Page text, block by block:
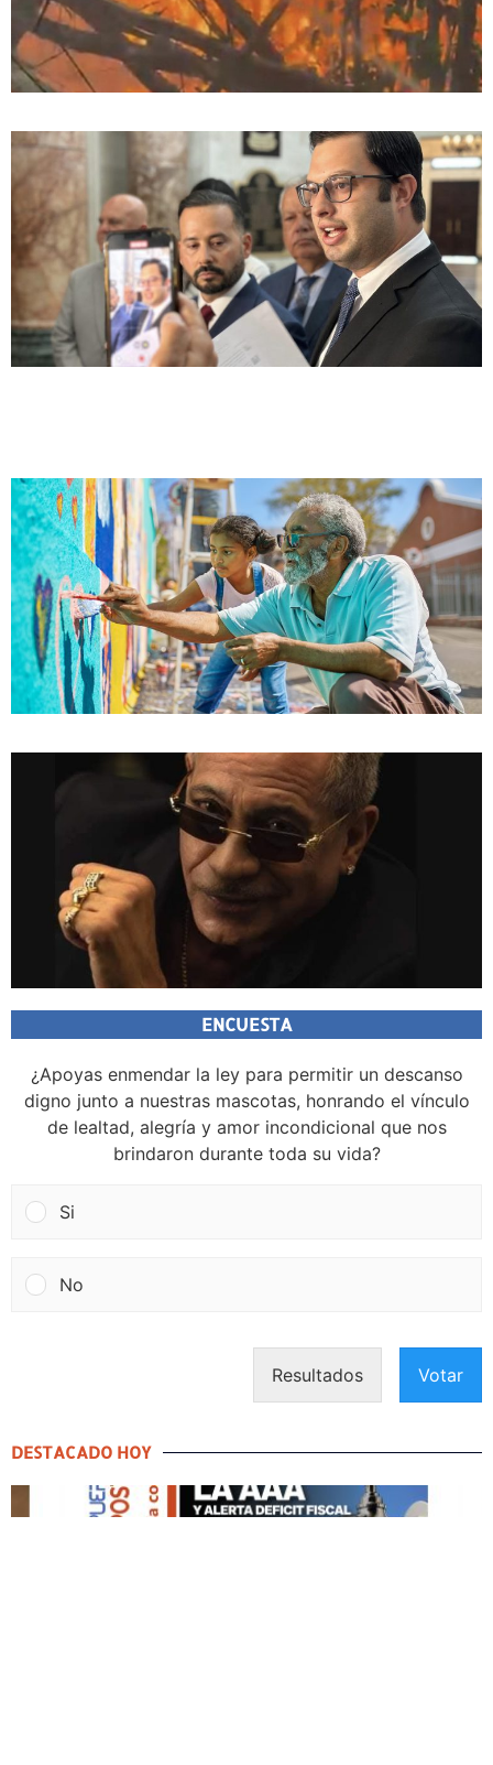
ENCUESTA
¿Apoyas enmendar la ley para permitir un descanso
digno junto a nuestras mascotas, honrando el vínculo
de lealtad, alegría y amor incondicional que nos
brindaron durante toda su vida?
Si
No
Resultados Votar
DESTACADO HOY